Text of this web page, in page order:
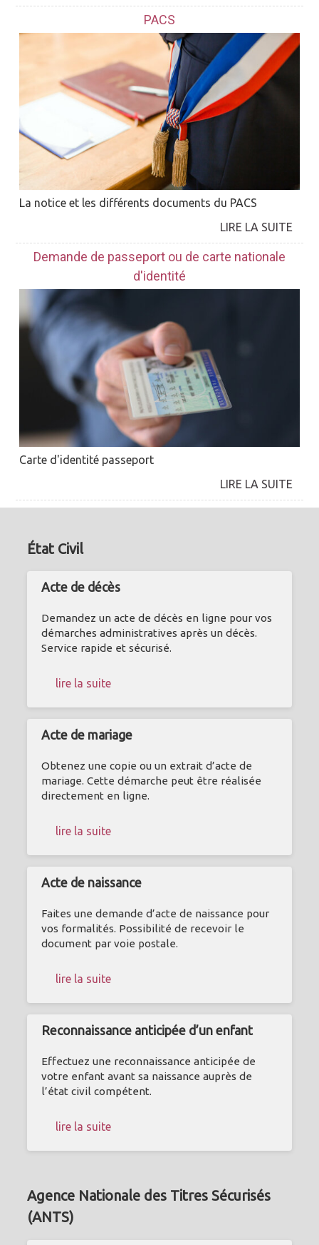
PACS
La notice et les différents documents du PACS
Demande de passeport ou de carte nationale
d'identité
Carte d'identité passeport
État Civil
Acte de décès
Demandez un acte de décès en ligne pour vos
démarches administratives après un décès.
Service rapide et sécurisé.
lire la suite
Acte de mariage
Obtenez une copie ou un extrait d’acte de
mariage. Cette démarche peut être réalisée
directement en ligne.
lire la suite
Acte de naissance
Faites une demande d’acte de naissance pour
vos formalités. Possibilité de recevoir le
document par voie postale.
lire la suite
Reconnaissance anticipée d’un enfant
Effectuez une reconnaissance anticipée de
votre enfant avant sa naissance auprès de
l’état civil compétent.
lire la suite
Agence Nationale des Titres Sécurisés
(ANTS)